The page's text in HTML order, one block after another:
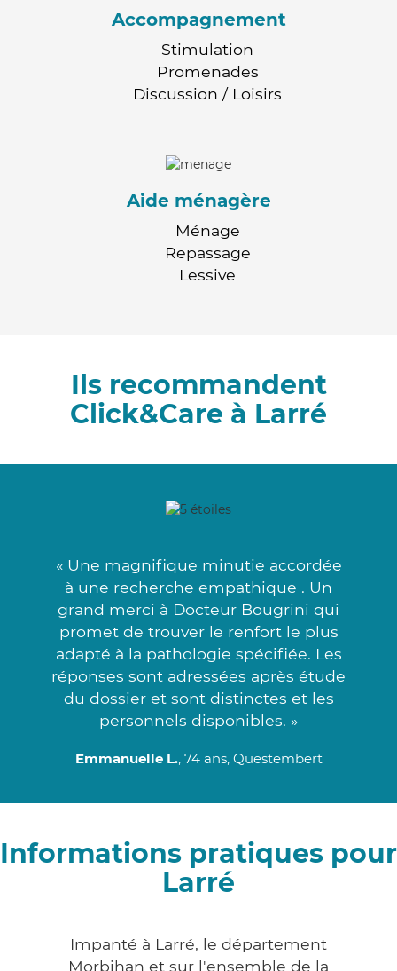
Accompagnement
Stimulation
Promenades
Discussion / Loisirs
Aide ménagère
Ménage
Repassage
Lessive
Ils recommandent
Click&Care à Larré
« Une magnifique minutie accordée
à une recherche empathique . Un
grand merci à Docteur Bougrini qui
promet de trouver le renfort le plus
adapté à la pathologie spécifiée. Les
réponses sont adressées après étude
du dossier et sont distinctes et les
personnels disponibles. »
Emmanuelle L., 74 ans, Questembert
Informations pratiques pour
Larré
Impanté à Larré, le département
Morbihan et sur l'ensemble de la